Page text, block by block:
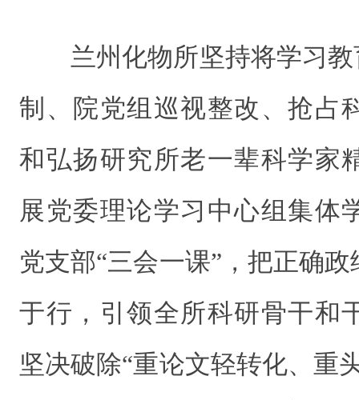
兰州化物所坚持将学习
制、院党组巡视整改、抢占
和弘扬研究所老一辈科学家
展党委理论学习中心组集体
党支部“三会一课”，把正确
于行，引领全所科研骨干和
坚决破除“重论文轻转化、重